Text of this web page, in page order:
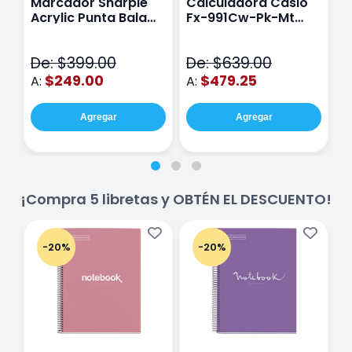
Acrylic Punta Bala
De: $399.00
A: $249.00
Agregar
Fx-991Cw-Pk-Mt
De: $639.00
A: $479.25
Agregar
¡Compra 5 libretas y OBTÉN EL DESCUENTO!
-20% -20%